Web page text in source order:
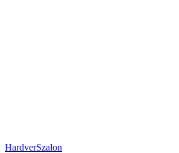
HardverSzalon